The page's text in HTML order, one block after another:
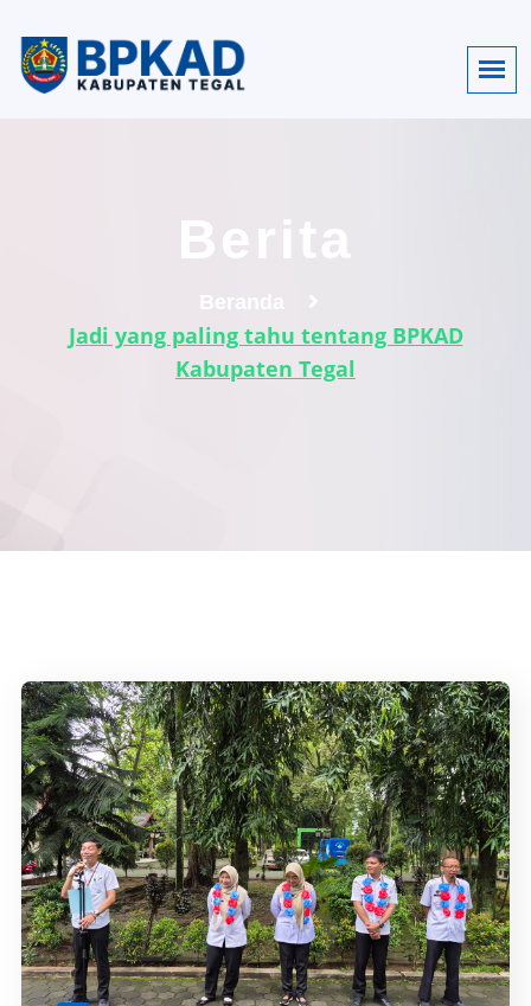
Berita
Beranda
Jadi yang paling tahu tentang BPKAD
Kabupaten Tegal